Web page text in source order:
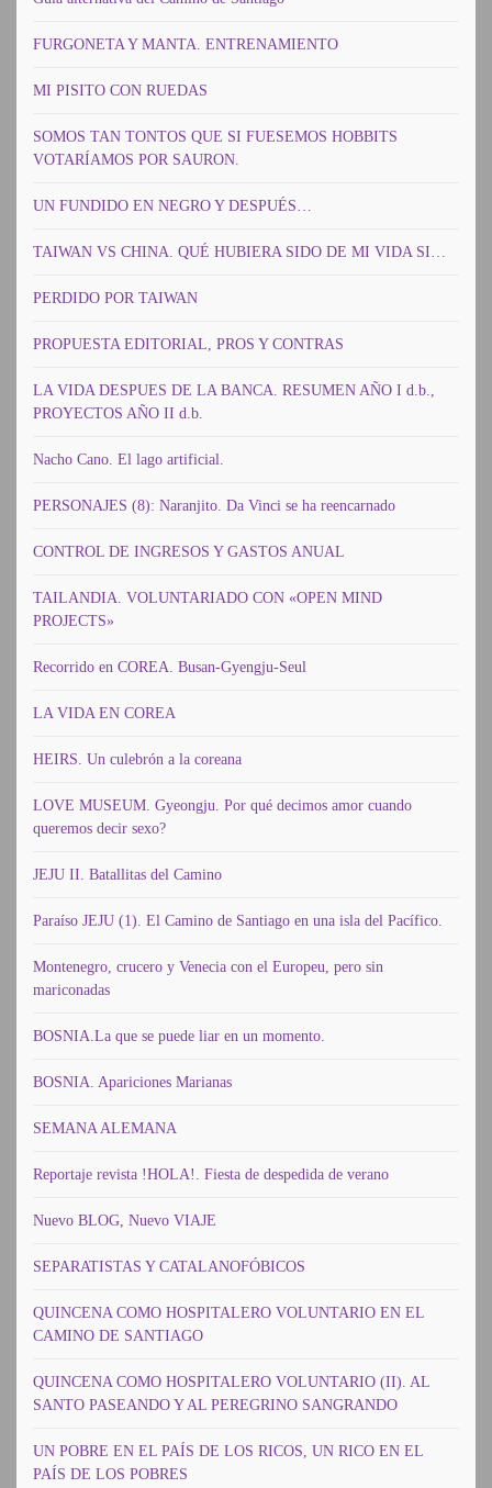
FURGONETA Y MANTA. ENTRENAMIENTO
MI PISITO CON RUEDAS
SOMOS TAN TONTOS QUE SI FUESEMOS HOBBITS
VOTARÍAMOS POR SAURON.
UN FUNDIDO EN NEGRO Y DESPUÉS…
TAIWAN VS CHINA. QUÉ HUBIERA SIDO DE MI VIDA SI…
PERDIDO POR TAIWAN
PROPUESTA EDITORIAL, PROS Y CONTRAS
LA VIDA DESPUES DE LA BANCA. RESUMEN AÑO I d.b.,
PROYECTOS AÑO II d.b.
Nacho Cano. El lago artificial.
PERSONAJES (8): Naranjito. Da Vinci se ha reencarnado
CONTROL DE INGRESOS Y GASTOS ANUAL
TAILANDIA. VOLUNTARIADO CON «OPEN MIND
PROJECTS»
Recorrido en COREA. Busan-Gyengju-Seul
LA VIDA EN COREA
HEIRS. Un culebrón a la coreana
LOVE MUSEUM. Gyeongju. Por qué decimos amor cuando
queremos decir sexo?
JEJU II. Batallitas del Camino
Paraíso JEJU (1). El Camino de Santiago en una isla del Pacífico.
Montenegro, crucero y Venecia con el Europeu, pero sin
mariconadas
BOSNIA.La que se puede liar en un momento.
BOSNIA. Apariciones Marianas
SEMANA ALEMANA
Reportaje revista !HOLA!. Fiesta de despedida de verano
Nuevo BLOG, Nuevo VIAJE
SEPARATISTAS Y CATALANOFÓBICOS
QUINCENA COMO HOSPITALERO VOLUNTARIO EN EL
CAMINO DE SANTIAGO
QUINCENA COMO HOSPITALERO VOLUNTARIO (II). AL
SANTO PASEANDO Y AL PEREGRINO SANGRANDO
UN POBRE EN EL PAÍS DE LOS RICOS, UN RICO EN EL
PAÍS DE LOS POBRES